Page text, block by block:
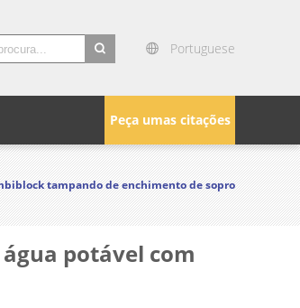
Portuguese
Peça umas citações
tampando de enchimento de sopro
potável com